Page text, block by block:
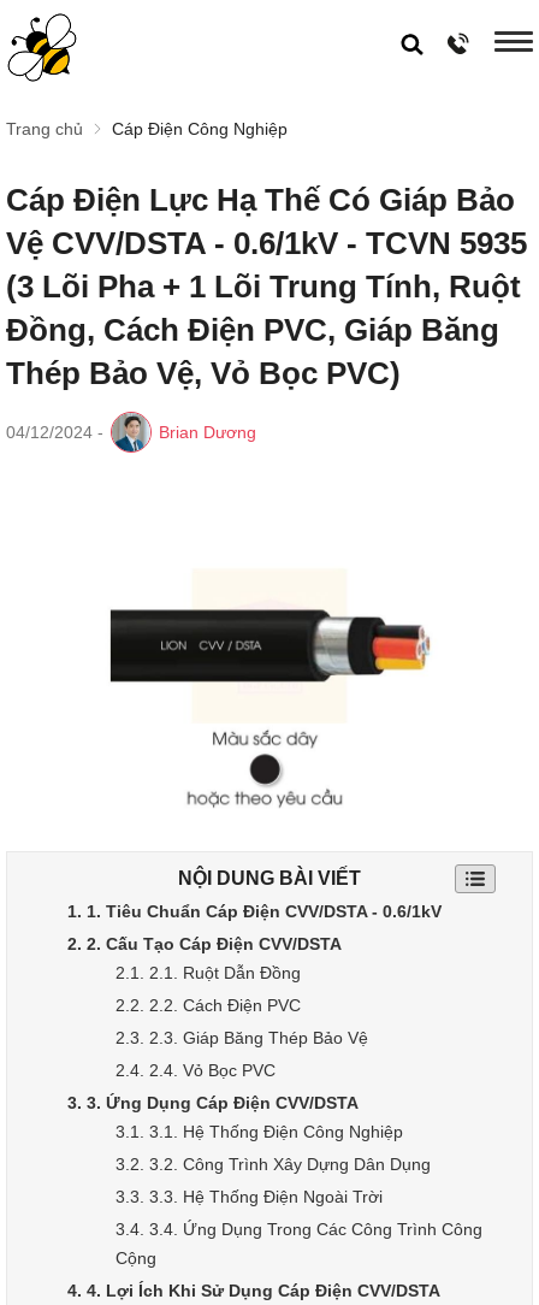
Trang chủ Cáp Điện Công Nghiệp
Cáp Điện Lực Hạ Thế Có Giáp Bảo
Vệ CVV/DSTA - 0.6/1kV - TCVN 5935
(3 Lõi Pha + 1 Lõi Trung Tính, Ruột
Đồng, Cách Điện PVC, Giáp Băng
Thép Bảo Vệ, Vỏ Bọc PVC)
04/12/2024 - Brian Dương
NỘI DUNG BÀI VIẾT
1. 1. Tiêu Chuẩn Cáp Điện CVV/DSTA - 0.6/1kV
2. 2. Cấu Tạo Cáp Điện CVV/DSTA
2.1. 2.1. Ruột Dẫn Đồng
2.2. 2.2. Cách Điện PVC
2.3. 2.3. Giáp Băng Thép Bảo Vệ
2.4. 2.4. Vỏ Bọc PVC
3. 3. Ứng Dụng Cáp Điện CVV/DSTA
3.1. 3.1. Hệ Thống Điện Công Nghiệp
3.2. 3.2. Công Trình Xây Dựng Dân Dụng
3.3. 3.3. Hệ Thống Điện Ngoài Trời
3.4. 3.4. Ứng Dụng Trong Các Công Trình Công
Cộng
4. 4. Lợi Ích Khi Sử Dụng Cáp Điện CVV/DSTA